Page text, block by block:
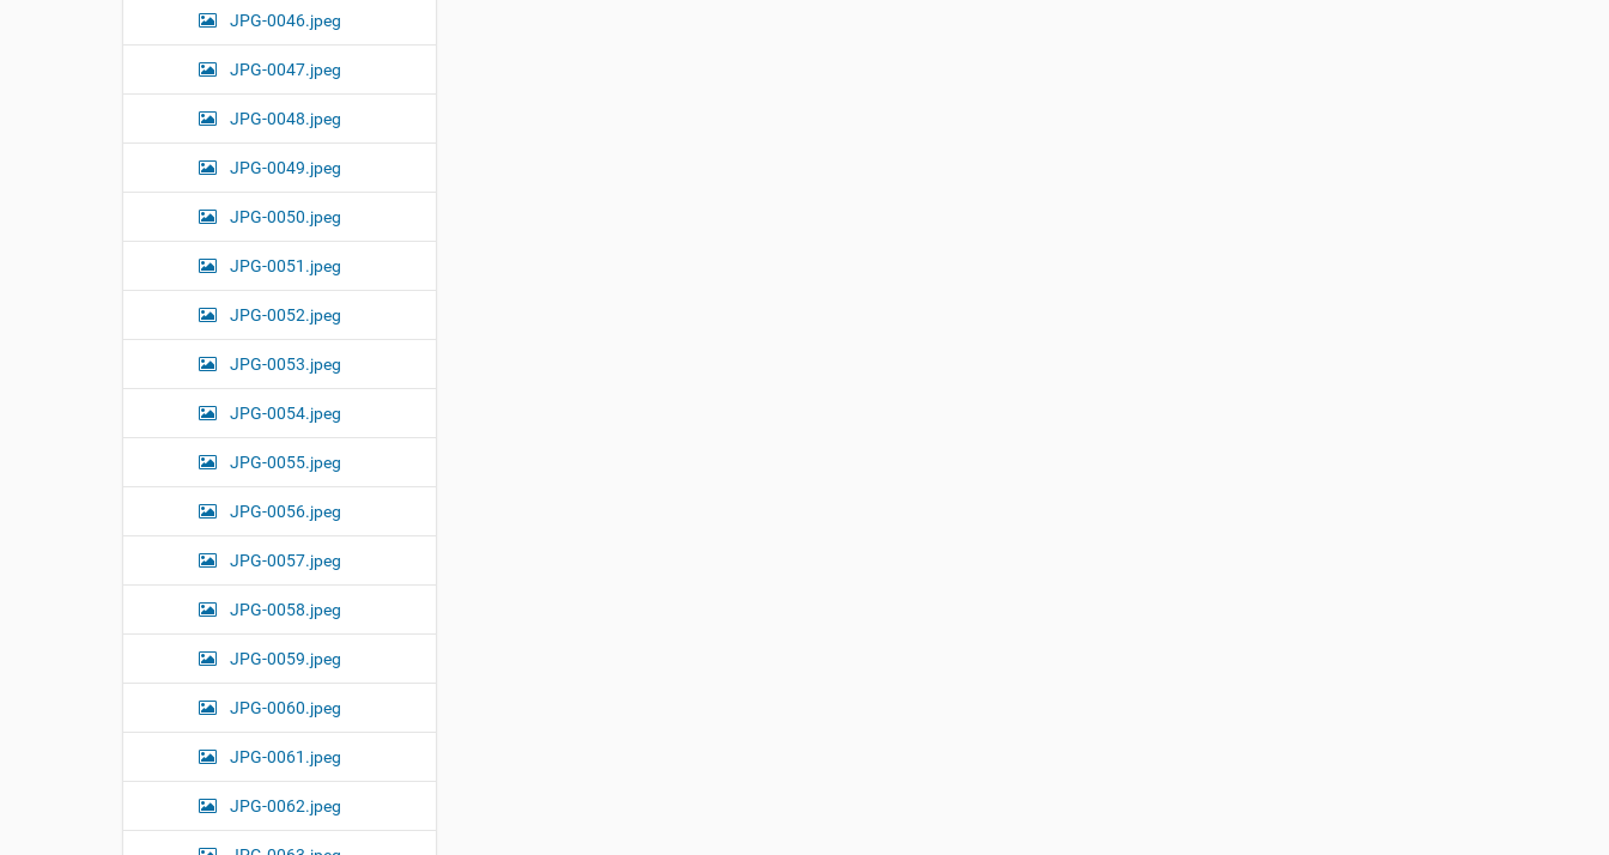
JPG-0046.jpeg
JPG-0047.jpeg
JPG-0048.jpeg
JPG-0049.jpeg
JPG-0050.jpeg
JPG-0051.jpeg
JPG-0052.jpeg
JPG-0053.jpeg
JPG-0054.jpeg
JPG-0055.jpeg
JPG-0056.jpeg
JPG-0057.jpeg
JPG-0058.jpeg
JPG-0059.jpeg
JPG-0060.jpeg
JPG-0061.jpeg
JPG-0062.jpeg